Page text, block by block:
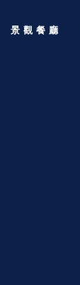
景觀餐廳